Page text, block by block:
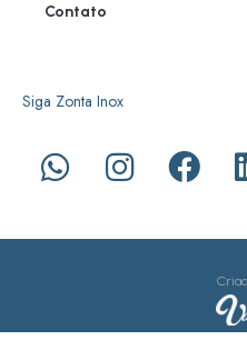
Contato
Siga Zonta Inox